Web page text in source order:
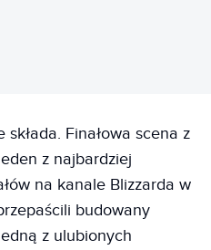
Finałowa scena z
z najbardziej
na kanale Blizzarda w
budowany
z ulubionych